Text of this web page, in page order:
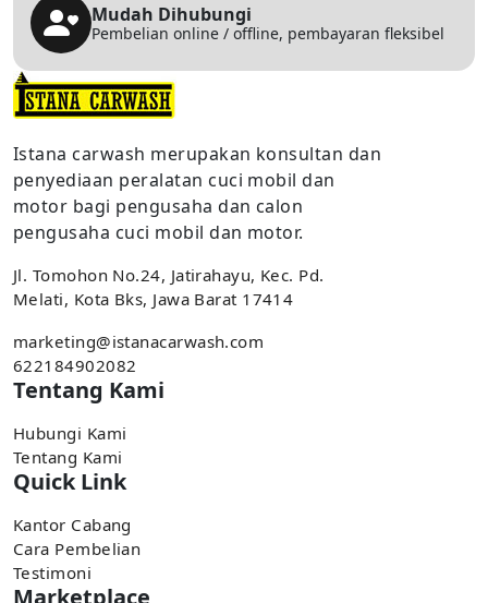
Mudah Dihubungi
Pembelian online / offline, pembayaran fleksibel
Istana carwash merupakan konsultan dan
penyediaan peralatan cuci mobil dan
motor bagi pengusaha dan calon
pengusaha cuci mobil dan motor.
Jl. Tomohon No.24, Jatirahayu, Kec. Pd.
Melati, Kota Bks, Jawa Barat 17414
marketing@istanacarwash.com
622184902082
Tentang Kami
Hubungi Kami
Tentang Kami
Quick Link
Kantor Cabang
Cara Pembelian
Testimoni
Marketplace